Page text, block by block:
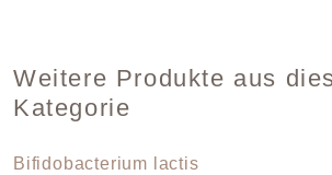
Weitere Produkte aus
Kategorie
Bifidobacterium lactis